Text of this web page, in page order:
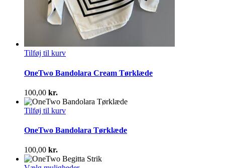
Tilføj til kurv
OneTwo Bandolara Cream Tørklæde
100,00 kr.
Tilføj til kurv
OneTwo Bandolara Tørklæde
100,00 kr.